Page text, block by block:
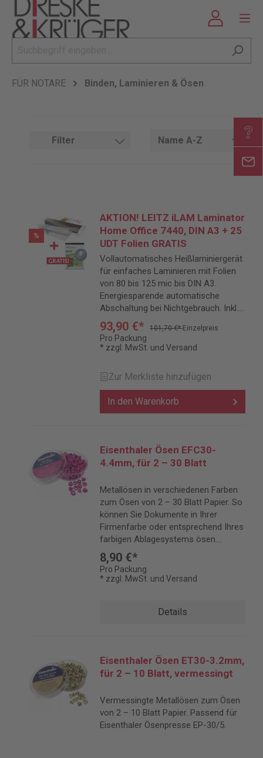
FÜR NOTARE Binden, Laminieren & Ösen
Filter
%
AKTION! LEITZ iLAM Laminator
Home Office 7440, DIN A3 + 25
UDT Folien GRATIS
Vollautomatisches Heißlaminiergerät
für einfaches Laminieren mit Folien
von 80 bis 125 mic bis DIN A3.
Energiesparende automatische
Abschaltung bei Nichtgebrauch. Inkl.
kostenlosem Laminierfolien
Starterkit.
93,90 €* 101,70 €*Einzelpreis
Pro Packung
* zzgl. MwSt. und Versand
Zur Merkliste hinzufügen
In den Warenkorb
Eisenthaler Ösen EFC30-
4.4mm, für 2 – 30 Blatt
Metallösen in verschiedenen Farben
zum Ösen von 2 – 30 Blatt Papier. So
können Sie Dokumente in Ihrer
Firmenfarbe oder entsprechend Ihres
farbigen Ablagesystems ösen.
Passend für Eisenthaler Ösenpresse
EP-30/5.
8,90 €*
Pro Packung
* zzgl. MwSt. und Versand
Details
Eisenthaler Ösen ET30-3.2mm,
für 2 – 10 Blatt, vermessingt
Vermessingte Metallösen zum Ösen
von 2 – 10 Blatt Papier. Passend für
Eisenthaler Ösenpresse EP-30/5.